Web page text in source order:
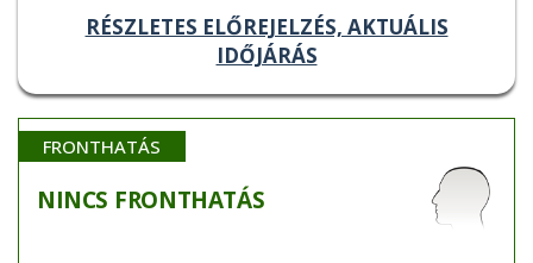
RÉSZLETES ELŐREJELZÉS, AKTUÁLIS
IDŐJÁRÁS
FRONTHATÁS
NINCS FRONTHATÁS